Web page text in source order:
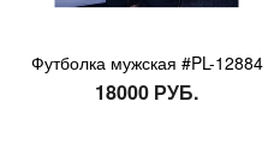
Футболка мужская #PL-12884
18000 РУБ.